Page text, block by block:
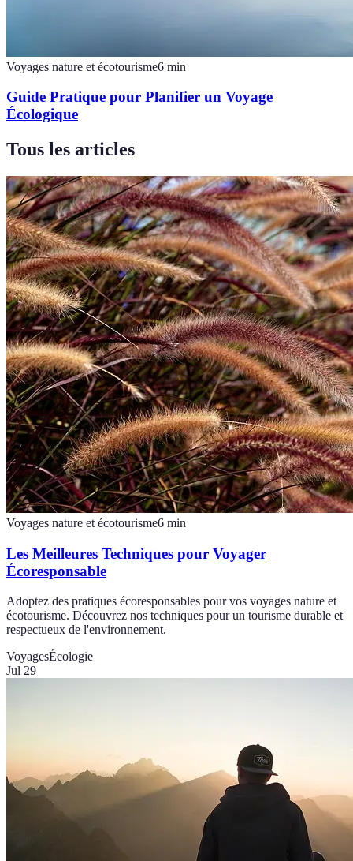
Voyages nature et écotourisme6 min
Guide Pratique pour Planifier un Voyage
Écologique
Tous les articles
Voyages nature et écotourisme6 min
Les Meilleures Techniques pour Voyager
Écoresponsable
Adoptez des pratiques écoresponsables pour vos voyages nature et
écotourisme. Découvrez nos techniques pour un tourisme durable et
respectueux de l'environnement.
VoyagesÉcologie
Jul 29